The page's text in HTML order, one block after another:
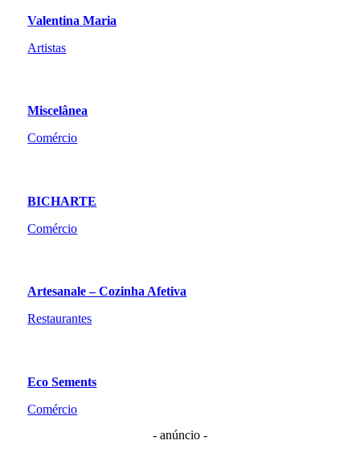
Valentina Maria
Artistas
Miscelânea
Comércio
BICHARTE
Comércio
Artesanale – Cozinha Afetiva
Restaurantes
Eco Sements
Comércio
- anúncio -